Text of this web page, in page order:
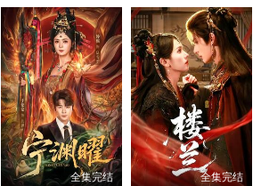
全集完结 全集完结